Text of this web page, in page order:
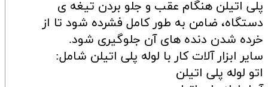
پلی اتیلن هنگام عقب و جلو بردن تیغه ی
دستگاه، ضامن به طور کامل فشرده شود تا از
خرده شدن دنده های آن جلوگیری شود.
سایر ابزار آلات کار با لوله پلی اتیلن شامل:
اتو لوله پلی اتیلن